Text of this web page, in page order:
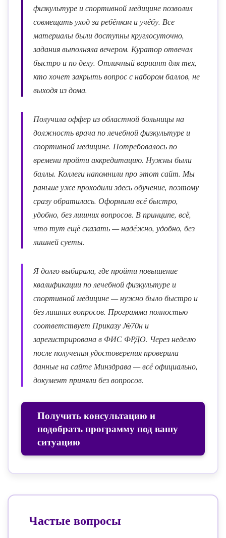
физкультуре и спортивной медицине позволил
совмещать уход за ребёнком и учёбу. Все
материалы были доступны круглосуточно,
задания выполняла вечером. Куратор отвечал
быстро и по делу. Отличный вариант для тех,
кто хочет закрыть вопрос с набором баллов, не
выходя из дома.
Получила оффер из областной больницы на
должность врача по лечебной физкультуре и
спортивной медицине. Потребовалось по
времени пройти аккредитацию. Нужны были
баллы. Коллеги напомнили про этот сайт. Мы
раньше уже проходили здесь обучение, поэтому
сразу обратилась. Оформили всё быстро,
удобно, без лишних вопросов. В принципе, всё,
что тут ещё сказать — надёжно, удобно, без
лишней суеты.
Я долго выбирала, где пройти повышение
квалификации по лечебной физкультуре и
спортивной медицине — нужно было быстро и
без лишних вопросов. Программа полностью
соответствует Приказу №70н и
зарегистрирована в ФИС ФРДО. Через неделю
после получения удостоверения проверила
данные на сайте Минздрава — всё официально,
документ приняли без вопросов.
Получить консультацию и
подобрать программу под вашу
ситуацию
Частые вопросы